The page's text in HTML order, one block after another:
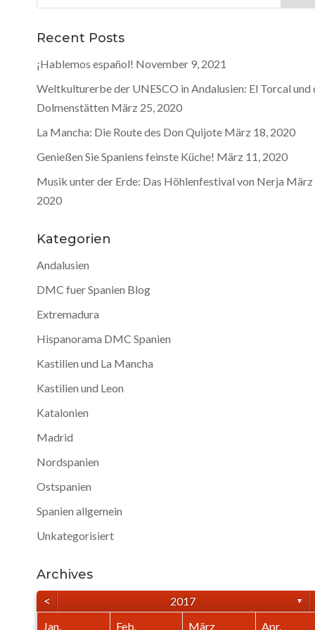
nach:
Recent Posts
¡Hablemos español! November 9, 2021
Weltkulturerbe der UNESCO in Andalusien: El Torcal und
Dolmenstätten März 25, 2020
La Mancha: Die Route des Don Quijote März 18, 2020
Genießen Sie Spaniens feinste Küche! März 11, 2020
Musik unter der Erde: Das Höhlenfestival von Nerja März
2020
Kategorien
Andalusien
DMC fuer Spanien Blog
Extremadura
Hispanorama DMC Spanien
Kastilien und La Mancha
Kastilien und Leon
Katalonien
Madrid
Nordspanien
Ostspanien
Spanien allgemein
Unkategorisiert
Archives
<
2017 ▼
Jan.
Feb.
März
Apr.